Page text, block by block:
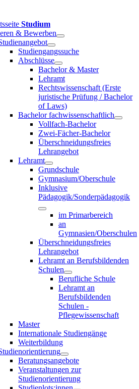
Studium
& Bewerben
Studiengangssuche
Abschlüsse
Bachelor & Master
Lehramt
Rechtswissenschaft (Erste
juristische Prüfung / Bachelor
of Laws)
Bachelor fachwissenschaftlich
Vollfach-Bachelor
Zwei-Fächer-Bachelor
Überschneidungsfreies
Lehrangebot
Lehramt
Grundschule
Gymnasium/Oberschule
Inklusive
Pädagogik/Sonderpädagogik
im Primarbereich
an
Gymnasien/Oberschulen
Überschneidungsfreies
Lehrangebot
Lehramt an Berufsbildenden
Schulen
Berufliche Schule
Lehramt an
Berufsbildenden
Schulen -
Pflegewissenschaft
Master
Internationale Studiengänge
Weiterbildung
Beratungsangebote
Veranstaltungen zur
Studienorientierung